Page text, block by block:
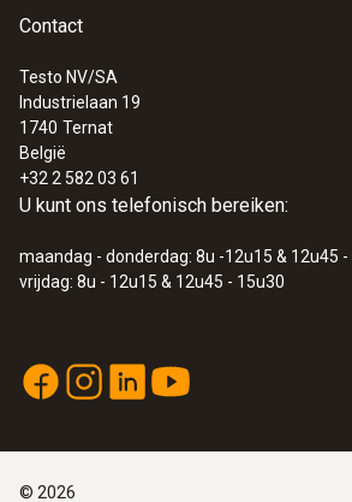
:0572 1903
datalogger met lange,
Contact
Testo NV/SA
Industrielaan 19
1740 Ternat
België
+32 2 582 03 61
U kunt ons telefonisch bereiken:
maandag - donderdag: 8u -12u15 & 12u45 -
vrijdag: 8u - 12u15 & 12u45 - 15u30
© 2026